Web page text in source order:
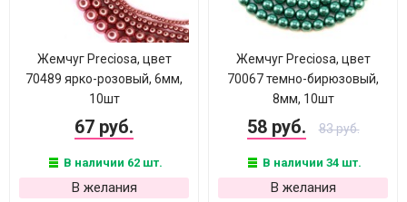
Жемчуг Preciosa, цвет
70489 ярко-розовый, 6мм,
10шт
67 руб.
В наличии 62 шт.
В желания
Жемчуг Preciosa, цвет
70067 темно-бирюзовый,
8мм, 10шт
58 руб. 83 руб.
В наличии 34 шт.
В желания